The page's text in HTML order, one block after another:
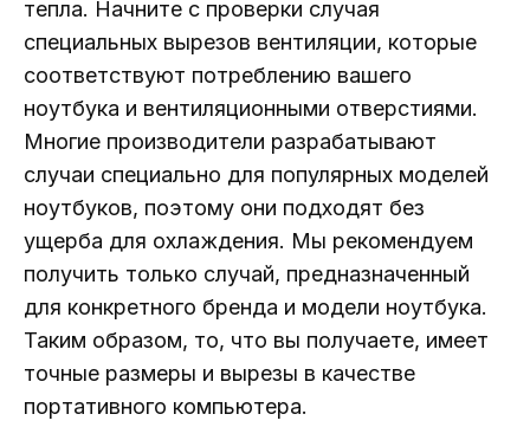
тепла. Начните с проверки случая
специальных вырезов вентиляции, которые
соответствуют потреблению вашего
ноутбука и вентиляционными отверстиями.
Многие производители разрабатывают
случаи специально для популярных моделей
ноутбуков, поэтому они подходят без
ущерба для охлаждения. Мы рекомендуем
получить только случай, предназначенный
для конкретного бренда и модели ноутбука.
Таким образом, то, что вы получаете, имеет
точные размеры и вырезы в качестве
портативного компьютера.